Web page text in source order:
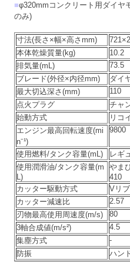
■φ320mmコンクリート用ダイヤ
のみ)
寸法(長さ×幅×高さmm)
本体乾燥質量(kg)
10.2
排気量(mL)
73.5
ブレード(外径×内径mm)
ダイ
最大切込深さ(mm)
110
点火プラグ
チャ
始動方式
リコ
エンジン最高回転速度(mi
n⁻¹)
9800
使用燃料/タンク容量(mL)
レギ
使用潤滑油/タンク容量(m
L)
やま
410
カッター駆動方式
Vリ
カッター減速比
2.57
刃物最高使用周速度(m/s)
80
3軸合成値(m/s²)
4.5
集塵方式
-
防振
ハン